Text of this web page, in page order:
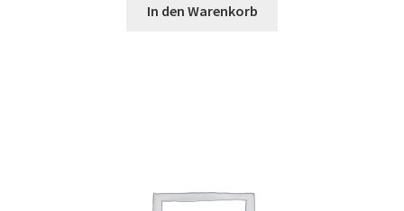
In den Warenkorb